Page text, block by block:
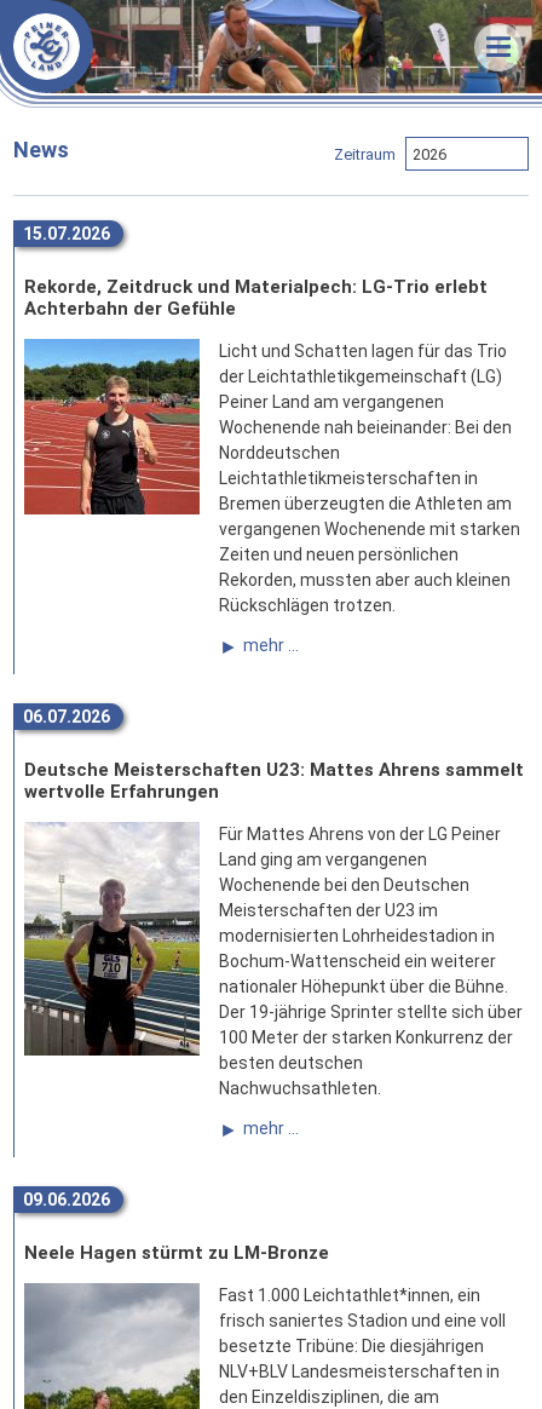
Veranstaltungen
Termine & Ergebnisse
Organisatorisches
News
Training
Stammvereine
Bekleidung
Mitgliedschaft
Sponsoren
Bestenlisten
Rekorde
Links
FAQ
Kontakt
Anfahrt
News Zeitraum
15.07.2026
Rekorde, Zeitdruck und Materialpech: LG-Trio erlebt
Achterbahn der Gefühle
Licht und Schatten lagen für das Trio
der Leichtathletikgemeinschaft (LG)
Peiner Land am vergangenen
Wochenende nah beieinander: Bei den
Norddeutschen
Leichtathletikmeisterschaften in
Bremen überzeugten die Athleten am
vergangenen Wochenende mit starken
Zeiten und neuen persönlichen
Rekorden, mussten aber auch kleinen
Rückschlägen trotzen.
mehr ...
06.07.2026
Deutsche Meisterschaften U23: Mattes Ahrens sammelt
wertvolle Erfahrungen
Für Mattes Ahrens von der LG Peiner
Land ging am vergangenen
Wochenende bei den Deutschen
Meisterschaften der U23 im
modernisierten Lohrheidestadion in
Bochum-Wattenscheid ein weiterer
nationaler Höhepunkt über die Bühne.
Der 19-jährige Sprinter stellte sich über
100 Meter der starken Konkurrenz der
besten deutschen
Nachwuchsathleten.
mehr ...
09.06.2026
Neele Hagen stürmt zu LM-Bronze
Fast 1.000 Leichtathlet*innen, ein
frisch saniertes Stadion und eine voll
besetzte Tribüne: Die diesjährigen
NLV+BLV Landesmeisterschaften in
den Einzeldisziplinen, die am